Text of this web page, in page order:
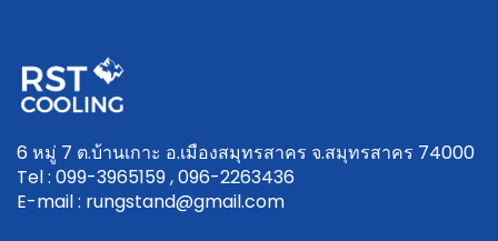
6 หมู่ 7 ต.บ้านเกาะ อ.เมืองสมุทรสาคร จ.สมุทรสาคร 74000
Tel : 099-3965159 , 096-2263436
E-mail : rungstand@gmail.com